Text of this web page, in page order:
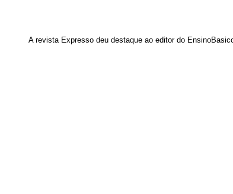
A revista Expresso deu destaque ao editor do